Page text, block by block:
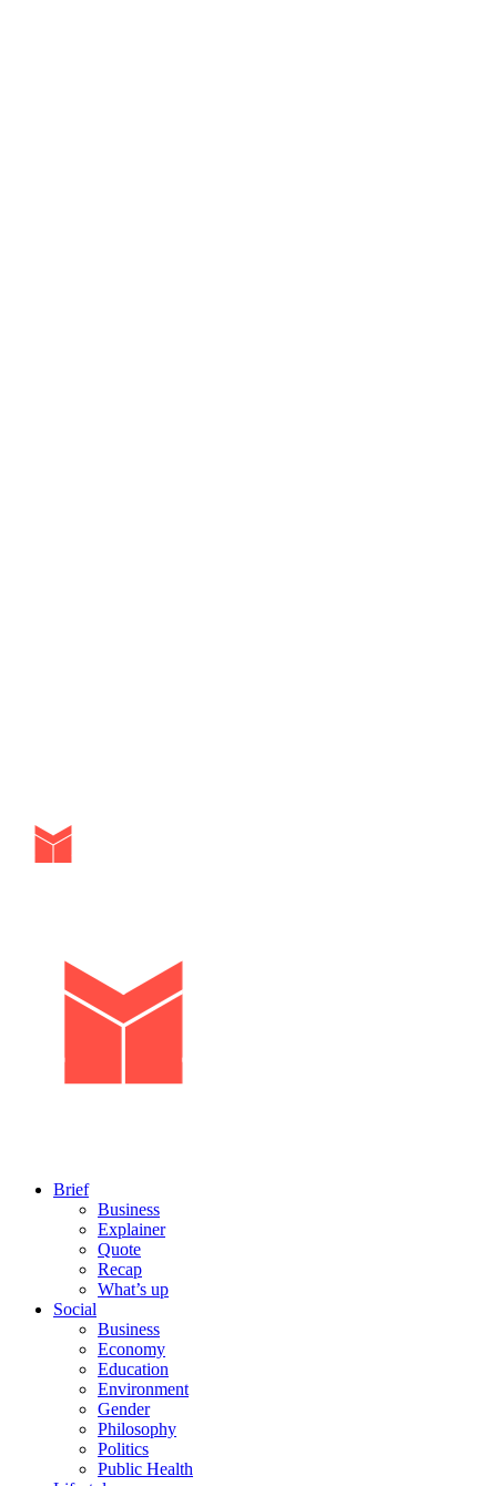
Brief
Business
Explainer
Quote
Recap
What’s up
Social
Business
Economy
Education
Environment
Gender
Philosophy
Politics
Public Health